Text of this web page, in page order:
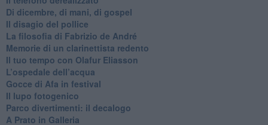
​Di dicembre, di mani, di gospel
​Il disagio del pollice
​La filosofia di Fabrizio de André
Memorie di un clarinettista redento
​Il tuo tempo con Olafur Eliasson
​L’ospedale dell’acqua
​Gocce di Afa in festival
​Il lupo fotogenico
​Parco divertimenti: il decalogo
​A Prato in Galleria